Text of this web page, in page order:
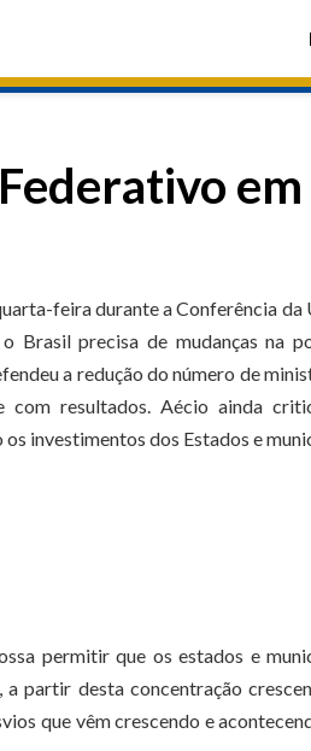
em
feira durante a Conferência da
Brasil precisa de mudanças na
a redução do número de
com resultados. Aécio ainda
investimentos dos Estados e
permitir que os estados e
partir desta concentração
que vêm crescendo e